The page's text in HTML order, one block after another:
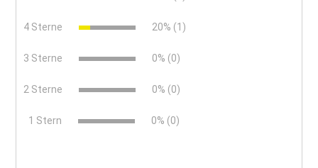
4 Sterne 20% (1)
3 Sterne 0% (0)
2 Sterne 0% (0)
1 Stern 0% (0)